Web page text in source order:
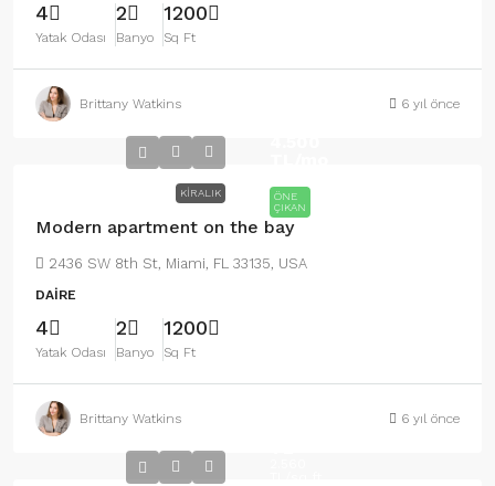
4
Yatak Odası
2
Banyo
1200
Sq Ft
Brittany Watkins 6 yıl önce
ÖNE
ÇIKAN
KIRALIK
Modern apartment on the bay
2436 SW 8th St, Miami, FL 33135, USA
DAIRE
4
Yatak Odası
2
Banyo
1200
Sq Ft
Brittany Watkins 6 yıl önce